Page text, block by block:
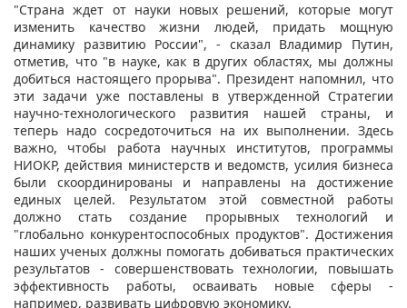
"Страна ждет от науки новых решений, которые могут
изменить качество жизни людей, придать мощную
динамику развитию России", - сказал Владимир Путин,
отметив, что "в науке, как в других областях, мы должны
добиться настоящего прорыва". Президент напомнил, что
эти задачи уже поставлены в утвержденной Стратегии
научно-технологического развития нашей страны, и
теперь надо сосредоточиться на их выполнении. Здесь
важно, чтобы работа научных институтов, программы
НИОКР, действия министерств и ведомств, усилия бизнеса
были скоординированы и направлены на достижение
единых целей. Результатом этой совместной работы
должно стать создание прорывных технологий и
"глобально конкурентоспособных продуктов". Достижения
наших ученых должны помогать добиваться практических
результатов - совершенствовать технологии, повышать
эффективность работы, осваивать новые сферы -
например, развивать цифровую экономику.